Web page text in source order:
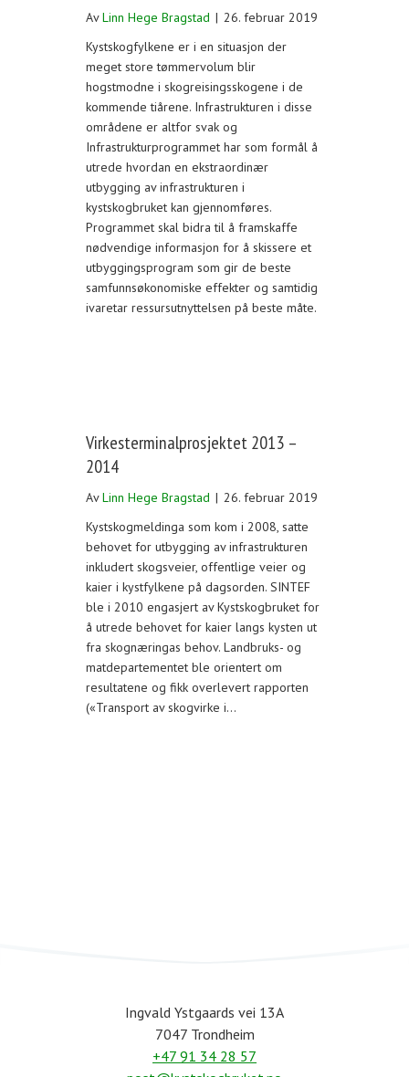
AvLinn Hege Bragstad | 26. februar 2019
Kystskogfylkene er i en situasjon der
meget store tømmervolum blir
hogstmodne i skogreisingsskogene i de
kommende tiårene. Infrastrukturen i disse
områdene er altfor svak og
Infrastrukturprogrammet har som formål å
utrede hvordan en ekstraordinær
utbygging av infrastrukturen i
kystskogbruket kan gjennomføres.
Programmet skal bidra til å framskaffe
nødvendige informasjon for å skissere et
utbyggingsprogram som gir de beste
samfunnsøkonomiske effekter og samtidig
ivaretar ressursutnyttelsen på beste måte.
Virkesterminalprosjektet 2013 –
2014
AvLinn Hege Bragstad | 26. februar 2019
Kystskogmeldinga som kom i 2008, satte
behovet for utbygging av infrastrukturen
inkludert skogsveier, offentlige veier og
kaier i kystfylkene på dagsorden. SINTEF
ble i 2010 engasjert av Kystskogbruket for
å utrede behovet for kaier langs kysten ut
fra skognæringas behov. Landbruks- og
matdepartementet ble orientert om
resultatene og fikk overlevert rapporten
(«Transport av skogvirke i…
Ingvald Ystgaards vei 13A
7047 Trondheim
+47 91 34 28 57